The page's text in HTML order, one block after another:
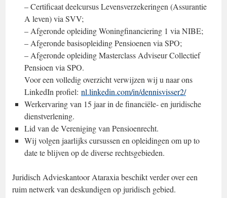
– Certificaat deelcursus Levensverzekeringen (Assurantie
A leven) via SVV;
– Afgeronde opleiding Woningfinanciering 1 via NIBE;
– Afgeronde basisopleiding Pensioenen via SPO;
– Afgeronde opleiding Masterclass Adviseur Collectief
Pensioen via SPO.
Voor een volledig overzicht verwijzen wij u naar ons
LinkedIn profiel: nl.linkedin.com/in/dennisvisser2/
Werkervaring van 15 jaar in de financiële- en juridische
dienstverlening.
Lid van de Vereniging van Pensioenrecht.
Wij volgen jaarlijks cursussen en opleidingen om up to
date te blijven op de diverse rechtsgebieden.
Juridisch Advieskantoor Ataraxia beschikt verder over een
ruim netwerk van deskundigen op juridisch gebied.